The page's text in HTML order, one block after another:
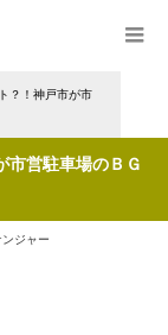
？！神戸市が市
市営駐車場のＢＧ
ジャー